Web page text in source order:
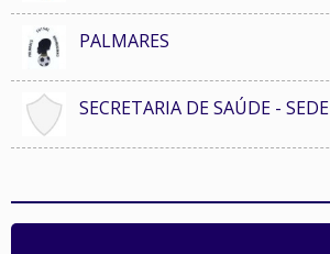
PALMARES
SECRETARIA DE SAÚDE - SEDE